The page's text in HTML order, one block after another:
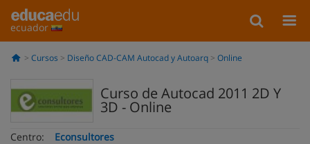
ecuador
Cursos Diseño CAD-CAM Autocad y Autoarq Online
Curso de Autocad 2011 2D Y
3D - Online
Centro:
Econsultores